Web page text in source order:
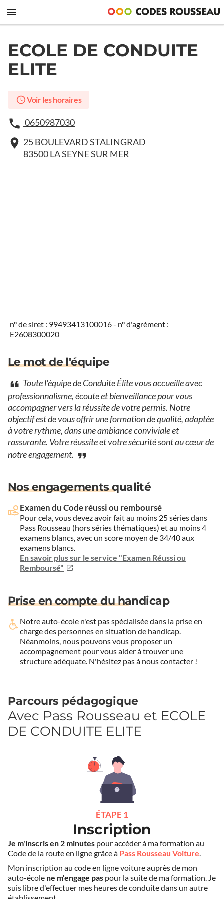
ECOLE DE CONDUITE
ELITE
Voir les horaires
0650987030
25 BOULEVARD STALINGRAD
83500 LA SEYNE SUR MER
n° de siret : 99493413100016 - n° d'agrément :
E2608300020
Le mot de l'équipe
Toute l'équipe de Conduite Élite vous accueille avec
professionnalisme, écoute et bienveillance pour vous
accompagner vers la réussite de votre permis. Notre
objectif est de vous offrir une formation de qualité, adaptée
à votre rythme, dans une ambiance conviviale et
rassurante. Votre réussite et votre sécurité sont au cœur de
notre engagement.
Nos engagements qualité
Examen du Code réussi ou remboursé
Pour cela, vous devez avoir fait au moins 25 séries dans
Pass Rousseau (hors séries thématiques) et au moins 4
examens blancs, avec un score moyen de 34/40 aux
examens blancs.
En savoir plus sur le service "Examen Réussi ou
Remboursé"
Prise en compte du handicap
Notre auto-école n'est pas spécialisée dans la prise en
charge des personnes en situation de handicap.
Néanmoins, nous pouvons vous proposer un
accompagnement pour vous aider à trouver une
structure adéquate. N'hésitez pas à nous contacter !
Parcours pédagogique
Avec Pass Rousseau et ECOLE
DE CONDUITE ELITE
ÉTAPE 1
Inscription
Je m'inscris en 2 minutes pour accéder à ma formation au
Code de la route en ligne grâce à Pass Rousseau Voiture.
Mon inscription au code en ligne voiture auprès de mon
auto-école ne m'engage pas pour la suite de ma formation. Je
suis libre d'effectuer mes heures de conduite dans un autre